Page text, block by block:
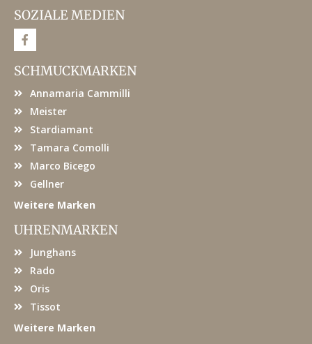
SOZIALE MEDIEN
F
a
e
b
o
SCHMUCKMARKEN
Annamaria Cammilli
Meister
Stardiamant
Tamara Comolli
Marco Bicego
Gellner
Weitere Marken
UHRENMARKEN
Junghans
Rado
Oris
Tissot
Weitere Marken